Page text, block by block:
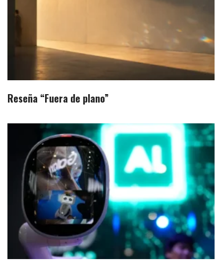
Reseña “Fuera de plano”